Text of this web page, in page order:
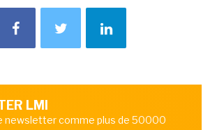
LMI
newsletter comme plus de 50000